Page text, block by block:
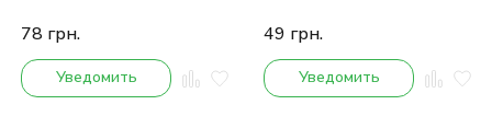
78 грн.
Уведомить
49 грн.
Уведомить